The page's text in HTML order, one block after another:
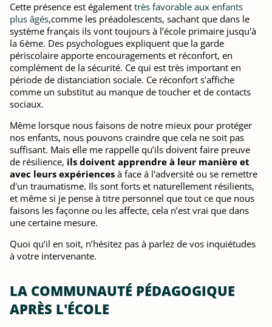
Cette présence est également très favorable aux enfants
plus âgés,comme les préadolescents, sachant que dans le
système français ils vont toujours à l’école primaire jusqu'à
la 6ème. Des psychologues expliquent que la garde
périscolaire apporte encouragements et réconfort, en
complément de la sécurité. Ce qui est très important en
période de distanciation sociale. Ce réconfort s'affiche
comme un substitut au manque de toucher et de contacts
sociaux.
Même lorsque nous faisons de notre mieux pour protéger
nos enfants, nous pouvons craindre que cela ne soit pas
suffisant. Mais elle me rappelle qu’ils doivent faire preuve
de résilience, ils doivent apprendre à leur manière et
avec leurs expériences à face à l'adversité ou se remettre
d'un traumatisme. Ils sont forts et naturellement résilients,
et même si je pense à titre personnel que tout ce que nous
faisons les façonne ou les affecte, cela n’est vrai que dans
une certaine mesure.
Quoi qu’il en soit, n’hésitez pas à parlez de vos inquiétudes
à votre intervenante.
LA COMMUNAUTÉ PÉDAGOGIQUE
APRÈS L'ÉCOLE